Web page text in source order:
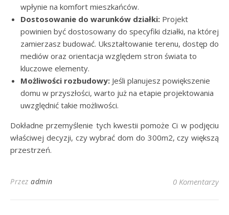
wpłynie na komfort mieszkańców.
Dostosowanie do warunków działki: Projekt
powinien być dostosowany do specyfiki działki, na której
zamierzasz budować. Ukształtowanie terenu, dostęp do
mediów oraz orientacja względem stron świata to
kluczowe elementy.
Możliwości rozbudowy: Jeśli planujesz powiększenie
domu w przyszłości, warto już na etapie projektowania
uwzględnić takie możliwości.
Dokładne przemyślenie tych kwestii pomoże Ci w podjęciu
właściwej decyzji, czy wybrać dom do 300m2, czy większą
przestrzeń.
Przez admin 0 Komentarzy